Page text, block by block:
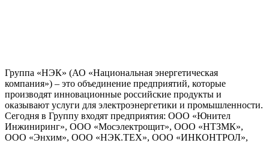
Группа «НЭК» (АО «Национальная энергетическая
компания») – это объединение предприятий, которые
производят инновационные российские продукты и
оказывают услуги для электроэнергетики и промышленности.
Сегодня в Группу входят предприятия: ООО «Юнител
Инжиниринг», ООО «Мосэлектрощит», ООО «НТЗМК»,
ООО «Энхим», ООО «НЭК.ТЕХ», ООО «ИНКОНТРОЛ»,